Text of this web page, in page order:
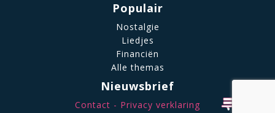
Populair
Nostalgie
Liedjes
Financiën
Alle themas
Nieuwsbrief
Contact
Privacy verklaring